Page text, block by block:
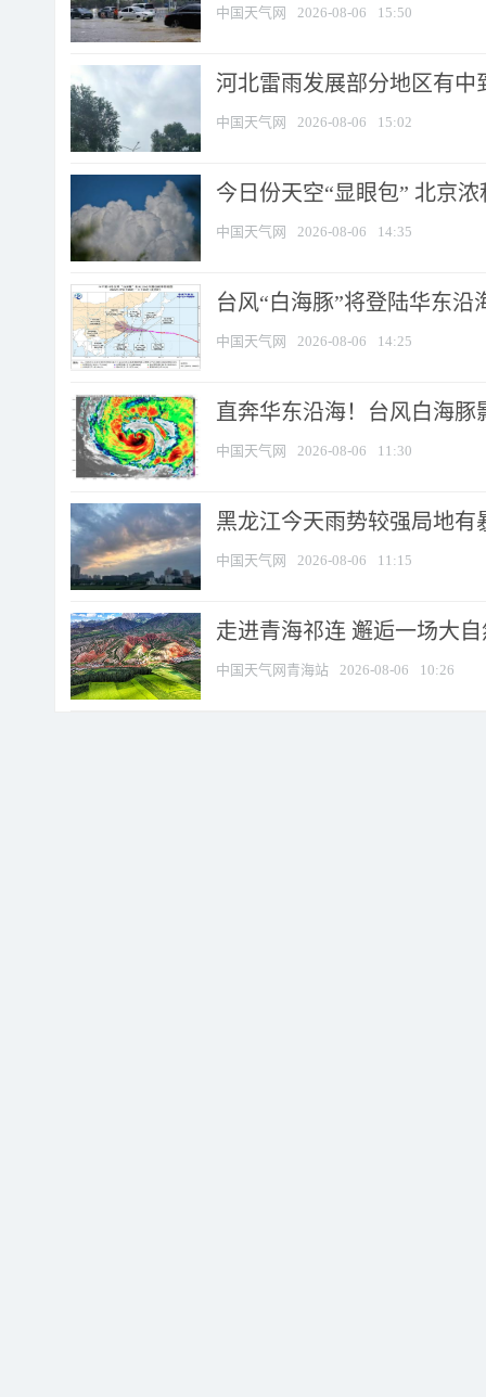
中国天气网 2026-08-06 15:50
河北雷雨发展部分地区有中
中国天气网 2026-08-06 15:02
今日份天空“显眼包” 北京
中国天气网 2026-08-06 14:35
台风“白海豚”将登陆华东沿
中国天气网 2026-08-06 14:25
直奔华东沿海！台风白海豚
中国天气网 2026-08-06 11:30
黑龙江今天雨势较强局地有
中国天气网 2026-08-06 11:15
走进青海祁连 邂逅一场大
中国天气网青海站 2026-08-06 10:26